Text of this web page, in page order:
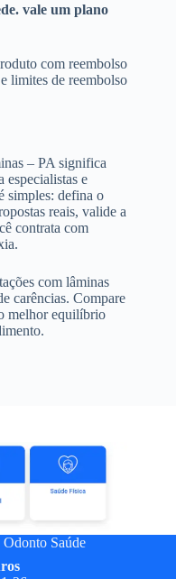
vale um plano
com reembolso
limites de reembolso
– PA significa
especialistas e
simples: defina o
reais, valide a
contrata com
com lâminas
carências. Compare
melhor equilíbrio
Odonto Saúde